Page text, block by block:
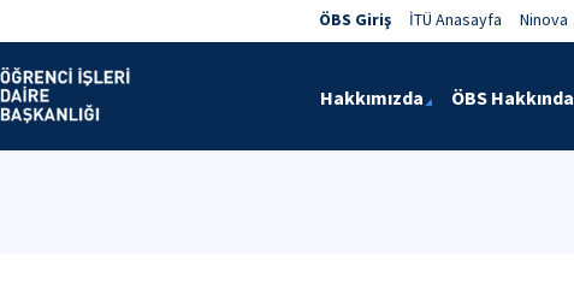
ÖBS Giriş İTÜ Anasayfa Ninova
Hakkımızda ÖBS Hakkında